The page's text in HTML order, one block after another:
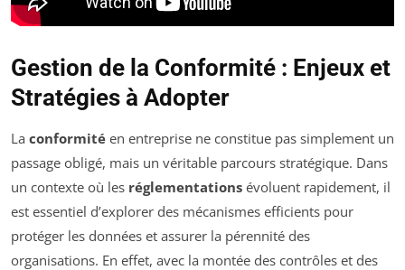
Gestion de la Conformité : Enjeux et
Stratégies à Adopter
La conformité en entreprise ne constitue pas simplement un
passage obligé, mais un véritable parcours stratégique. Dans
un contexte où les réglementations évoluent rapidement, il
est essentiel d’explorer des mécanismes efficients pour
protéger les données et assurer la pérennité des
organisations. En effet, avec la montée des contrôles et des